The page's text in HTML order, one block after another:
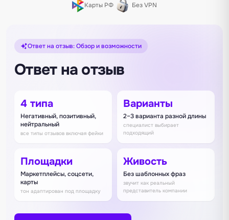
Карты РФ Без VPN
Ответ на отзыв: Обзор и возможности
Ответ на отзыв
4 типа
Негативный, позитивный,
нейтральный
все типы отзывов включая фейки
Варианты
2–3 варианта разной длины
специалист выбирает
подходящий
Площадки
Маркетплейсы, соцсети,
карты
тон адаптирован под площадку
Живость
Без шаблонных фраз
звучит как реальный
представитель компании